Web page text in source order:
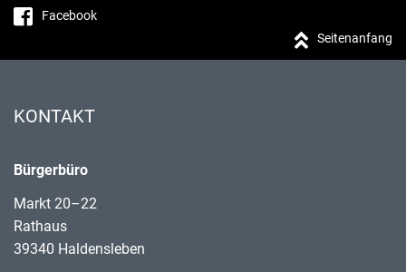
Facebook
Seitenanfang
KONTAKT
Bürgerbüro
Markt 20–22
Rathaus
39340 Haldensleben